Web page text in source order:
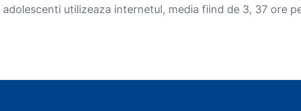
utilizeaza internetul, media fiind de 3, 37 ore